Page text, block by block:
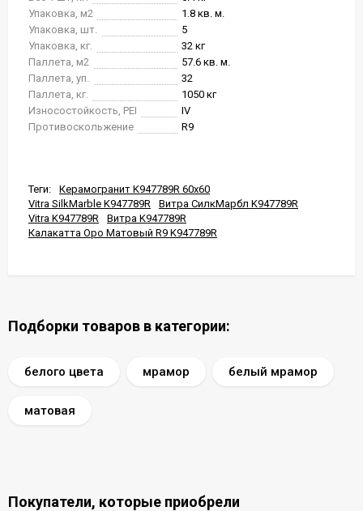
Упаковка, м2
1.8 кв. м.
Упаковка, шт.
5
Упаковка, кг.
32 кг
Паллета, м2
57.6 кв. м.
Паллета, уп.
32
Паллета, кг.
1050 кг
Износостойкость, PEI
IV
Противоскольжение
R9
Теги:
Керамогранит K947789R 60x60
Vitra SilkMarble K947789R
Витра СилкМарбл K947789R
Vitra K947789R
Витра K947789R
Калакатта Оро Матовый R9 K947789R
Подборки товаров в категории:
белого цвета мрамор белый мрамор
матовая
Покупатели, которые приобрели